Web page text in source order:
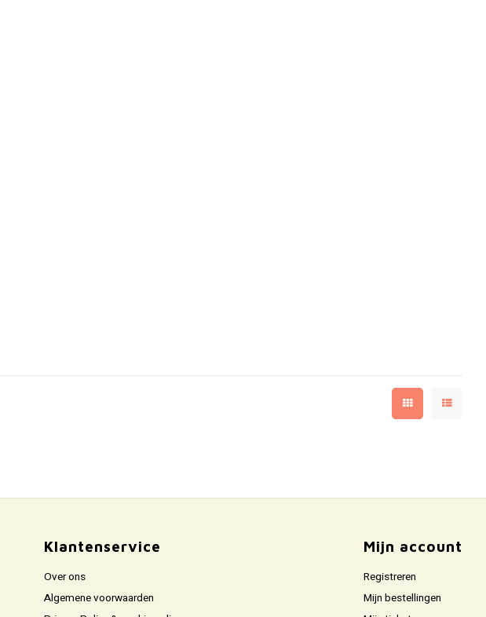
Klantenservice
Over ons
Algemene voorwaarden
Mijn account
Registreren
Mijn bestellingen